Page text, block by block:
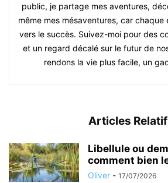
public, je partage mes aventures,
même mes mésaventures, car
vers le succès. Suivez-moi pour des
et un regard décalé sur le futur de
rendons la vie plus facile, un
Articles
Libellule ou
comment bien
Oliver - 17/07/2026